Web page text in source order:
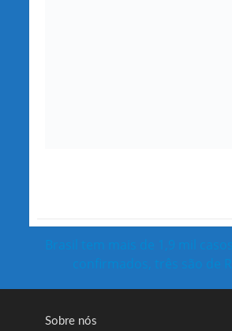
Brasil tem mais de 1,9 mil
confirmados, três são de
Sobre nós